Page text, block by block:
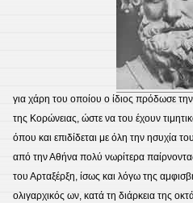
για χάρη του οποίου ο ίδιος πρόδωσε
της Κορώνειας, ώστε να του έχουν
όπου και επιδίδεται με όλη την ησυχία
από την Αθήνα πολύ νωρίτερα
του Αρταξέρξη, ίσως και λόγω της
ολιγαρχικός ων, κατά τη διάρκεια της